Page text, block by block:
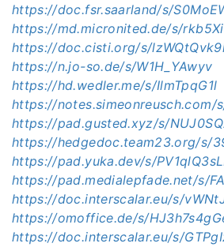
https://doc.fsr.saarland/s/
https://md.micronited.de/s/
https://doc.cisti.org/s/
https://n.jo-so.de/s/W1H_YAwyv
https://hd.wedler.me/s/IlmTpqG1l
https://notes.simeonreusch.com/
https://pad.gusted.xyz/s/
https://hedgedoc.team23.org/s/
https://pad.yuka.dev/s/
https://pad.medialepfade.net/s/
https://doc.interscalar.eu/s/
https://omoffice.de/s/
https://doc.interscalar.eu/s/